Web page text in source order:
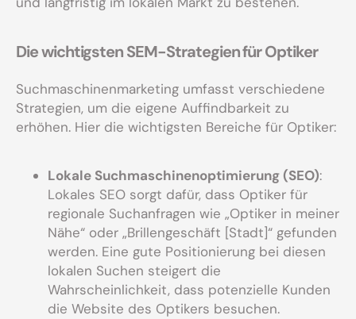
Die wichtigsten SEM-Strategien für Optiker
Suchmaschinenmarketing umfasst verschiedene
Strategien, um die eigene Auffindbarkeit zu
erhöhen. Hier die wichtigsten Bereiche für Optiker:
Lokale Suchmaschinenoptimierung (SEO):
Lokales SEO sorgt dafür, dass Optiker für
regionale Suchanfragen wie „Optiker in meiner
Nähe“ oder „Brillengeschäft [Stadt]“ gefunden
werden. Eine gute Positionierung bei diesen
lokalen Suchen steigert die
Wahrscheinlichkeit, dass potenzielle Kunden
die Website des Optikers besuchen.